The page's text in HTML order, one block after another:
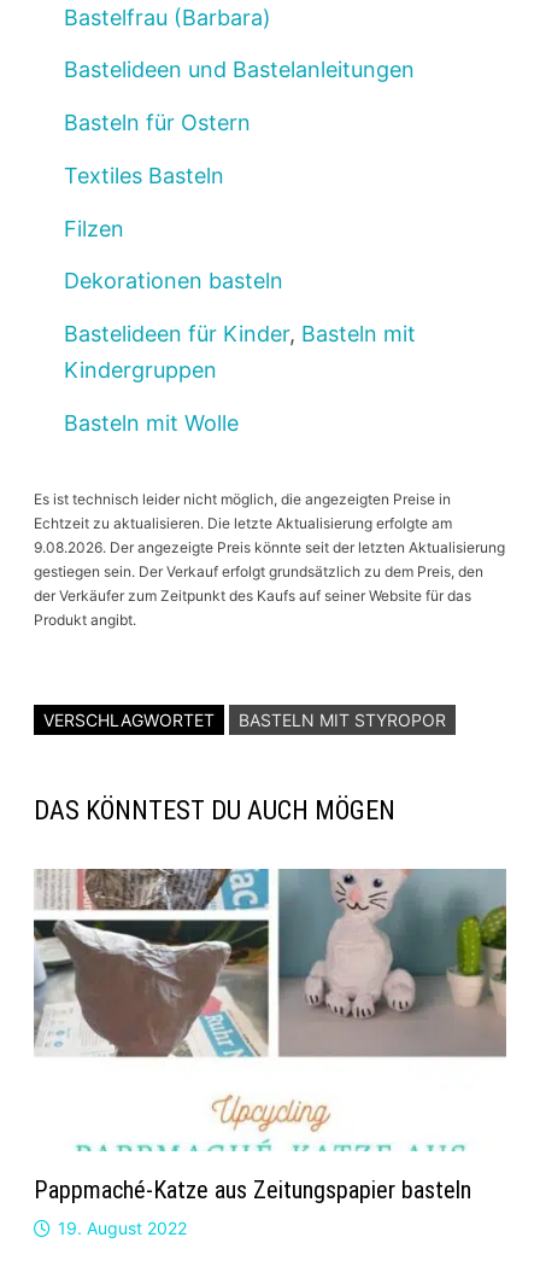
Bastelfrau (Barbara)
Bastelideen und Bastelanleitungen
Basteln für Ostern
Textiles Basteln
Filzen
Dekorationen basteln
Bastelideen für Kinder, Basteln mit
Kindergruppen
Basteln mit Wolle
Es ist technisch leider nicht möglich, die angezeigten Preise in
Echtzeit zu aktualisieren. Die letzte Aktualisierung erfolgte am
9.08.2026. Der angezeigte Preis könnte seit der letzten Aktualisierung
gestiegen sein. Der Verkauf erfolgt grundsätzlich zu dem Preis, den
der Verkäufer zum Zeitpunkt des Kaufs auf seiner Website für das
Produkt angibt.
VERSCHLAGWORTET BASTELN MIT STYROPOR
DAS KÖNNTEST DU AUCH MÖGEN
Pappmaché-Katze aus Zeitungspapier basteln
19. August 2022